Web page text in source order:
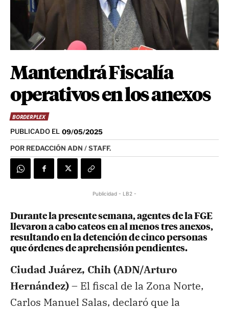
Mantendrá Fiscalía
operativos en los anexos
BORDERPLEX
PUBLICADO EL 09/05/2025
POR REDACCIÓN ADN / STAFF.
Publicidad - LB2 -
Durante la presente semana, agentes de la FGE
llevaron a cabo cateos en al menos tres anexos,
resultando en la detención de cinco personas
que órdenes de aprehensión pendientes.
Ciudad Juárez, Chih (ADN/Arturo
Hernández) – El fiscal de la Zona Norte,
Carlos Manuel Salas, declaró que la